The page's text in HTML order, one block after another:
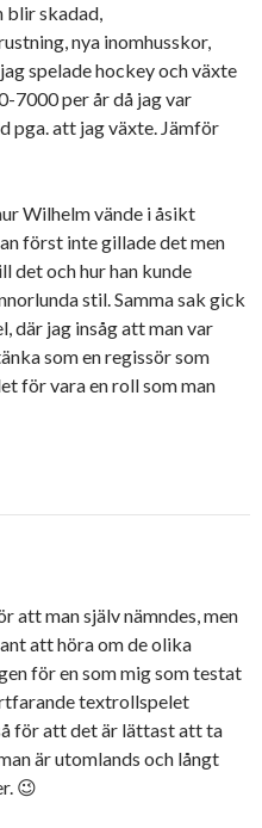
blir skadad,
nya inomhusskor,
spelade hockey och växte
7000 per år då jag var
pga. att jag växte. Jämför
Wilhelm vände i åsikt
först inte gillade det men
det och hur han kunde
stil. Samma sak gick
där jag insåg att man var
som en regissör som
för vara en roll som man
att man själv nämndes, men
att höra om de olika
för en som mig som testat
textrollspelet
för att det är lättast att ta
är utomlands och långt
😉